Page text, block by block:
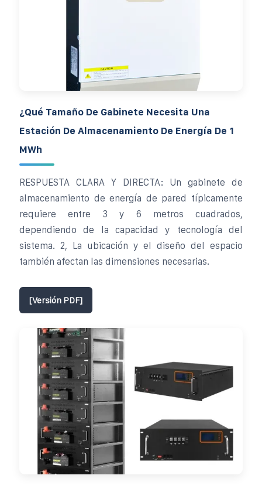
¿Qué Tamaño De Gabinete Necesita Una
Estación De Almacenamiento De Energía De 1
MWh
RESPUESTA CLARA Y DIRECTA: Un gabinete de
almacenamiento de energía de pared típicamente
requiere entre 3 y 6 metros cuadrados,
dependiendo de la capacidad y tecnología del
sistema. 2, La ubicación y el diseño del espacio
también afectan las dimensiones necesarias.
[Versión PDF]